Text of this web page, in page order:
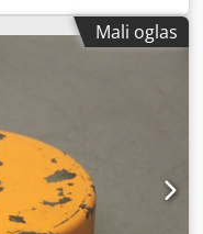
Mali oglas